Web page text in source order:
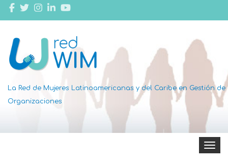
La Red de Mujeres Latinoamericanas y del Caribe en Gestión de
Organizaciones
Toggle